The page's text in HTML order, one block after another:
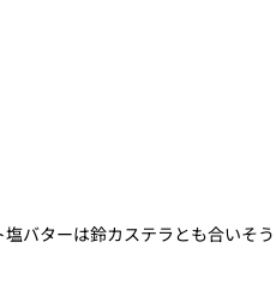
バターは鈴カステラとも合いそ